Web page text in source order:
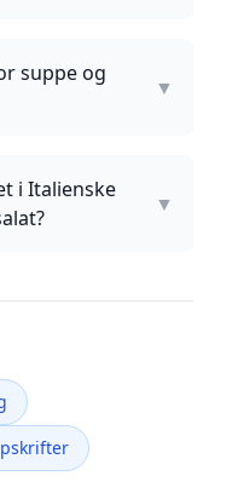
suppe og
▼
i Italienske
▼